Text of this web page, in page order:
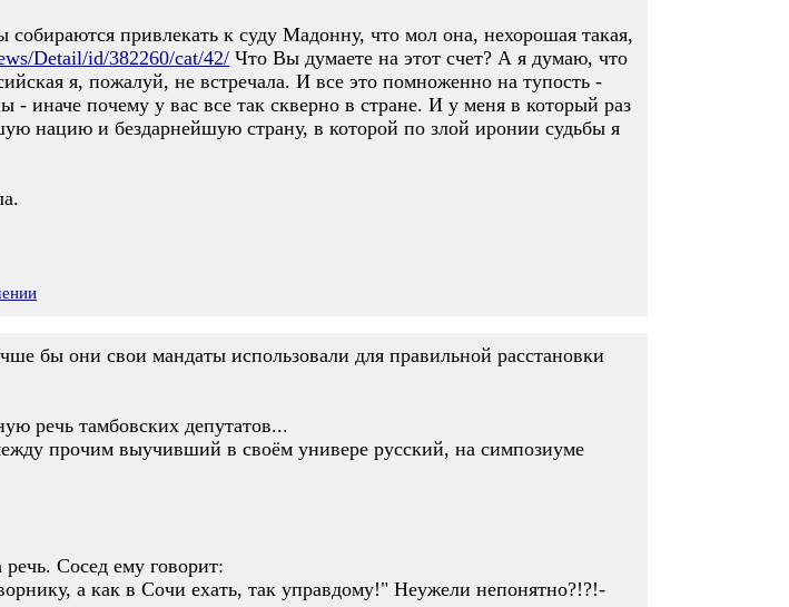
привлекать к суду Мадонну, что мол она, нехорошая такая,
Detail/id/382260/cat/42/ Что Вы думаете на этот счет? А я думаю, что
я, пожалуй, не встречала. И все это помноженно на тупость -
- иначе почему у вас все так скверно в стране. И у меня в который раз
нацию и бездарнейшую страну, в которой по злой иронии судьбы я
бы они свои мандаты использовали для правильной расстановки
речь тамбовских депутатов...
прочим выучивший в своём универе русский, на симпозиуме
Сосед ему говорит:
а как в Сочи ехать, так управдому!" Неужели непонятно?!?!-